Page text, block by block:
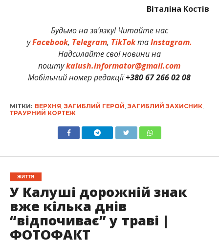
Віталіна Костів
Будьмо на зв’язку! Читайте нас
уFacebook, Telegram, TikTokтаInstagram.
Надсилайте свої новини на
поштуkalush.informator@gmail.com
Мобільний номер редакції+380 67 266 02 08
МІТКИ: ВЕРХНЯ ЗАГИБЛИЙ ГЕРОЙ ЗАГИБЛИЙ ЗАХИСНИК,
ТРАУРНИЙ КОРТЕЖ
ЖИТТЯ
У Калуші дорожній знак
вже кілька днів
“відпочиває” у траві |
ФОТОФАКТ